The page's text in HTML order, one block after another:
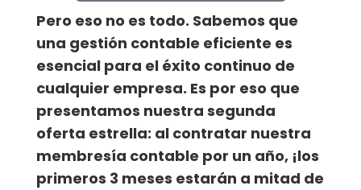
Pero eso no es todo. Sabemos que
una gestión contable eficiente es
esencial para el éxito continuo de
cualquier empresa. Es por eso que
presentamos nuestra segunda
oferta estrella: al contratar nuestra
membresía contable por un año, ¡los
primeros 3 meses estarán a mitad de